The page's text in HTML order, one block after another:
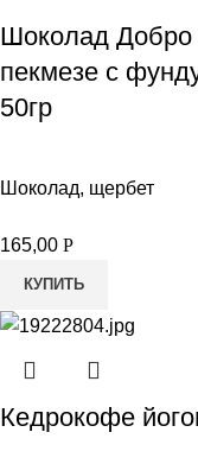
Шоколад Добро
пекмезе с
50гр
Шоколад, щербет
165,00 Р
КУПИТЬ
Кедрокофе